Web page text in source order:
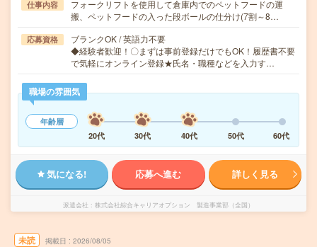
仕事内容
フォークリフトを使用して倉庫内でのペットフードの運
搬、ペットフードの入った段ボールの仕分け(7割～8…
応募資格
ブランクOK / 英語力不要
◆経験者歓迎！〇まずは事前登録だけでもOK！履歴書不要
で気軽にオンライン登録★氏名・職種などを入力す…
職場の雰囲気
年齢層
20代
30代 40代 50代 60代
気になる! 応募へ進む 詳しく見る
派遣会社 株式会社綜合キャリアオプション 製造事業部（全国）
未読 掲載日 2026/08/05